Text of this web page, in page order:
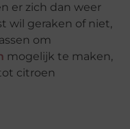
er zich dan weer
wil geraken of niet,
om
mogelijk te maken,
citroen